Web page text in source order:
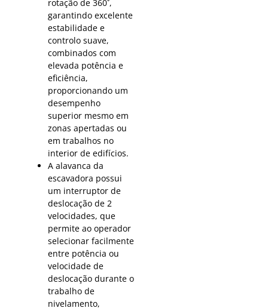
rotação de 360˚,
garantindo excelente
estabilidade e
controlo suave,
combinados com
elevada potência e
eficiência,
proporcionando um
desempenho
superior mesmo em
zonas apertadas ou
em trabalhos no
interior de edifícios.
A alavanca da
escavadora possui
um interruptor de
deslocação de 2
velocidades, que
permite ao operador
selecionar facilmente
entre potência ou
velocidade de
deslocação durante o
trabalho de
nivelamento,